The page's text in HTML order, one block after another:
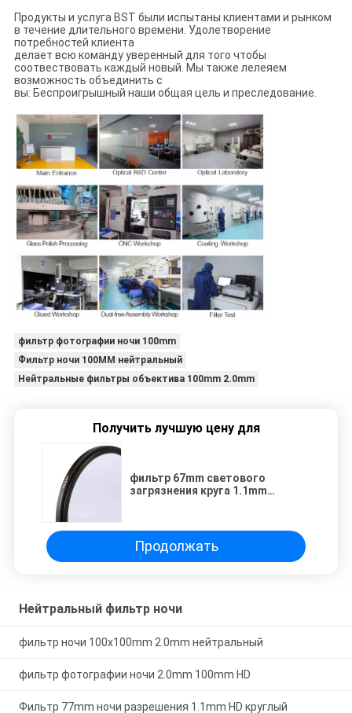
Продукты и услуга BST были испытаны клиентами и рынком
в течение длительного времени. Удолетворение
потребностей клиента
делает всю команду уверенный для того чтобы
соотвествовать каждый новый. Мы также лелеяем
возможность объединить с
вы: Беспроигрышный наши общая цель и преследование.
фильтр фотографии ночи 100mm
Фильтр ночи 100MM нейтральный
Нейтральные фильтры объектива 100mm 2.0mm
Получить лучшую цену для
фильтр 67mm светового
загрязнения круга 1.1mm
Продолжать
Нейтральный фильтр ночи
фильтр ночи 100x100mm 2.0mm нейтральный
фильтр фотографии ночи 2.0mm 100mm HD
Фильтр 77mm ночи разрешения 1.1mm HD круглый